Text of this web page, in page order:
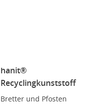
hanit®
Recyclingkunststoff
Bretter und Pfosten